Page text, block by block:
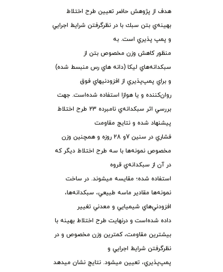
هدف از پژوهش حاضر تعيين طرح اختلاط
بهينه‌ي بتن سبك با در نظرگرفتن شرايط اجرايي
و پمپ پذيري است. به
منظور كاهش وزن مخصوص بتن از
سبكدانه‌هاي ليكا (دانه هاي رس منبسط شده)
و براي پمپ‌پذيري از افزودنيهاي فوق
روان‌كننده و يا هوازا استفاده شده‌است. جهت
بررسي اثر سبكدانه‌ي نامبرده 23 طرح اختلاط
پيشنهاد شده و نتايج مقاومت
فشاري در سنين 7و 28 روزه و همچنين وزن
مخصوص نمونه‌ها با سه طرح اختلاط ديگر كه
در آن از سبكدانه‌ي قروه
استفاده شده؛ مقايسه ميشوند. در ساخت
نمونه‌ها مقادير ماسه طبيعي، سبكدانه‌ها،
افزودني‌هاي شيميایي و معدني تغيير
داده شده‌است و درنهايت طرح اختلاط بهينه با
بيشترين مقاومت، كمترين وزن مخصوص و در
نظرگرفتن شرايط اجرايي و
پمپ‌پذيري، تعيين ميشود. نتايج نشان ميدهد